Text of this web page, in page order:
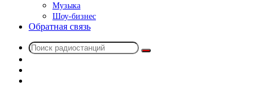
Музыка
Шоу-бизнес
Обратная связь
Поиск